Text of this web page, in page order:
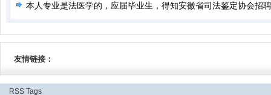
2016-04-23
本人专业是法医学的，应届毕业生，得知安徽省司法鉴定协会招
都6号了，仍未接到任何通知，这是为什么？
2016-08-06
友情链接：
RSS Tags